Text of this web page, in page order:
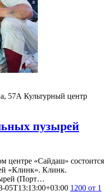
57А Культурный центр
пузырей
центре «Сайдаш» состоится
«Клинк». Клинк.
(Порт…
05T13:13:00+03:00 1200 от 1